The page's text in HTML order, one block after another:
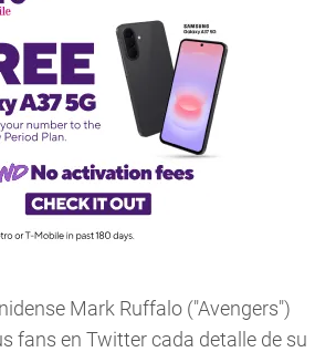
Mark Ruffalo ("Avengers")
fans en Twitter cada detalle de su